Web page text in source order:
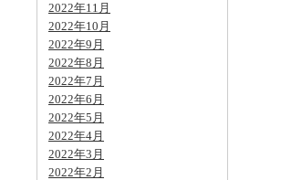
2022年11月
2022年10月
2022年9月
2022年8月
2022年7月
2022年6月
2022年5月
2022年4月
2022年3月
2022年2月